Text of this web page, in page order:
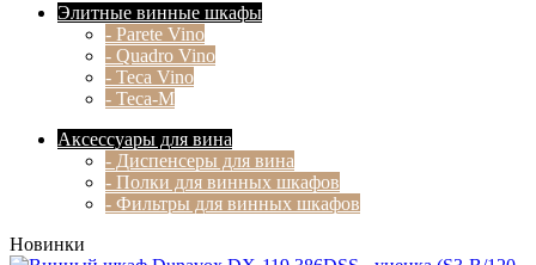
Элитные винные шкафы
- Parete Vino
- Quadro Vino
- Teca Vino
- Teca-M
Аксессуары для вина
- Диспенсеры для вина
- Полки для винных шкафов
- Фильтры для винных шкафов
Новинки